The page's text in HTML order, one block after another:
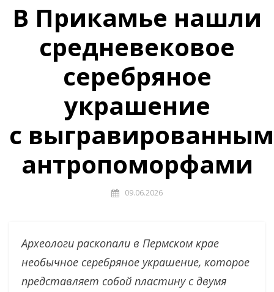
В Прикамье нашли
средневековое
серебряное
украшение
с
антропоморфами
09.06.2026
Археологи раскопали в Пермском крае
необычное серебряное украшение, которое
представляет собой пластину с двумя